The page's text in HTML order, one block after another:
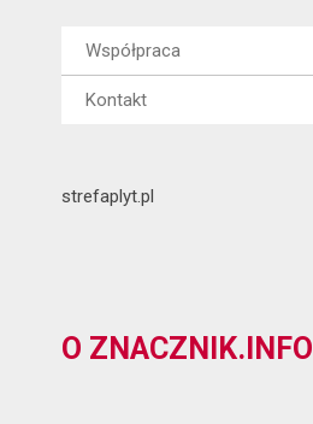
Współpraca
Kontakt
strefaplyt.pl
O ZNACZNIK.INFO